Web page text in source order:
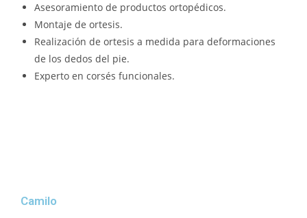
Asesoramiento de productos ortopédicos.
Montaje de ortesis.
Realización de ortesis a medida para deformaciones
de los dedos del pie.
Experto en corsés funcionales.
Camilo